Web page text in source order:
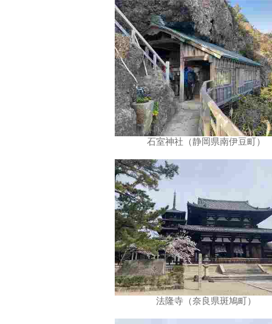
石室神社（静岡県南伊豆町）
法隆寺（奈良県斑鳩町）